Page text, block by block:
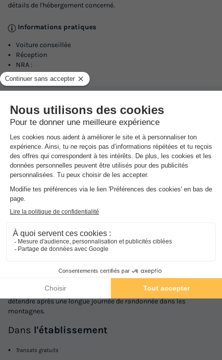
détails de l'hébergement concerné.
Informations pratiques
Voiture conseillée
Réception
NRA :
Espaceaquatique
(les montants indiqués sont susceptibles d'évoluer au cours de la saison et sont
à titre indicatif, ils seront à régler sur place)
une piscine intérieure, chauffée. Elle vous permettra de vous
détendre après une longue journée de randonnée dans les
montagnes.
Dans l'établissement
Transats gratuits